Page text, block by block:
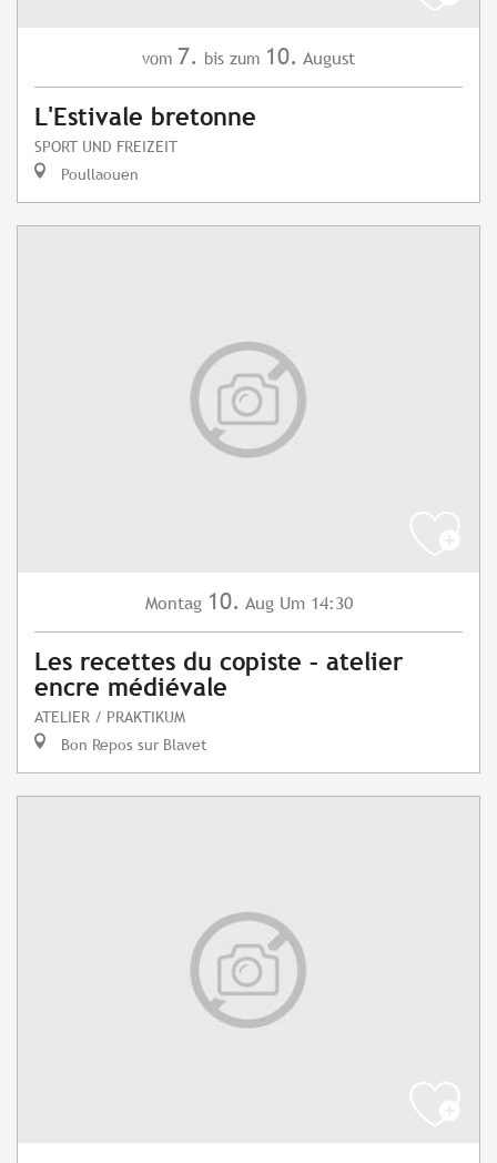
vom 7. bis zum 10. August
L'Estivale bretonne
SPORT UND FREIZEIT
Poullaouen
Montag 10. Aug Um 14:30
Les recettes du copiste – atelier
encre médiévale
ATELIER / PRAKTIKUM
Bon Repos sur Blavet